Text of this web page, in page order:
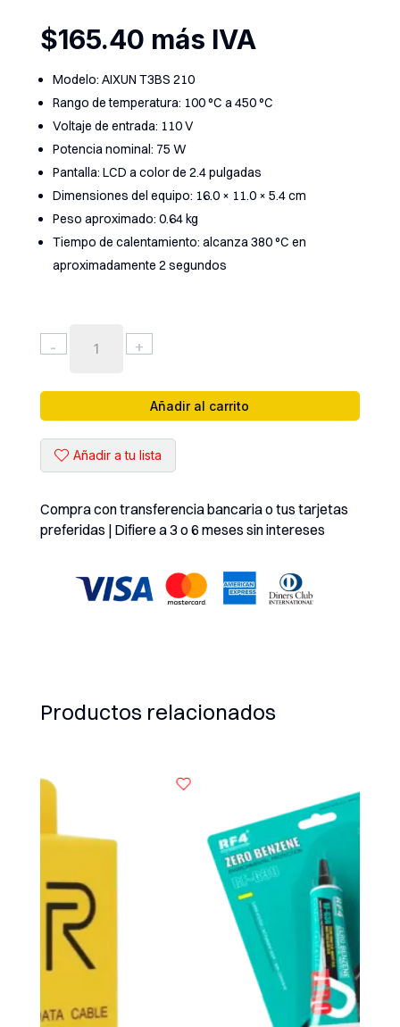
$165.40 más IVA
Modelo: AIXUN T3BS 210
Rango de temperatura: 100 °C a 450 °C
Voltaje de entrada: 110 V
Potencia nominal: 75 W
Pantalla: LCD a color de 2.4 pulgadas
Dimensiones del equipo: 16.0 × 11.0 × 5.4 cm
Peso aproximado: 0.64 kg
Tiempo de calentamiento: alcanza 380 °C en
aproximadamente 2 segundos
-
ESTACIÓN
AIXUN
1
PUNTA
C210
T3BS-
210
cantidad
+
Añadir al carrito
Añadir a tu lista
Compra con transferencia bancaria o tus tarjetas
preferidas | Difiere a 3 o 6 meses sin intereses
Productos relacionados